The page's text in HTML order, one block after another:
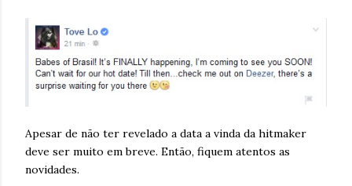
Apesar de não ter revelado a data a vinda da hitmaker
deve ser muito em breve. Então, fiquem atentos as
novidades.